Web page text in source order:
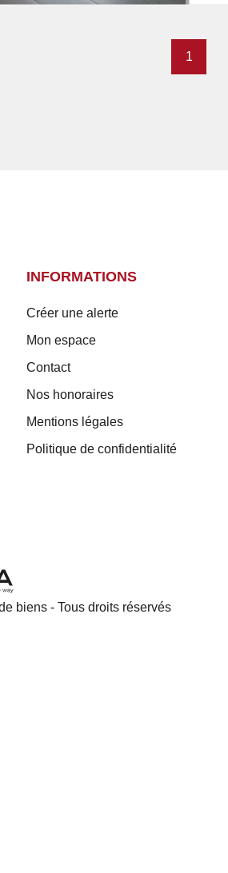
1
INFORMATIONS
Créer une alerte
Mon espace
Contact
Nos honoraires
Mentions légales
Politique de confidentialité
biens - Tous droits réservés